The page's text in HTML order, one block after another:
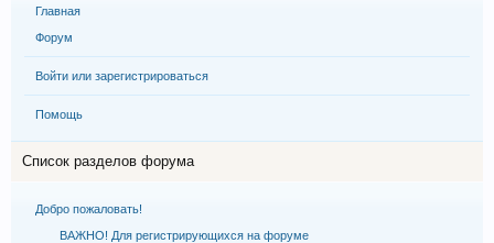
Главная
Форум
Войти или зарегистрироваться
Помощь
Список разделов форума
Добро пожаловать!
ВАЖНО! Для регистрирующихся на форуме